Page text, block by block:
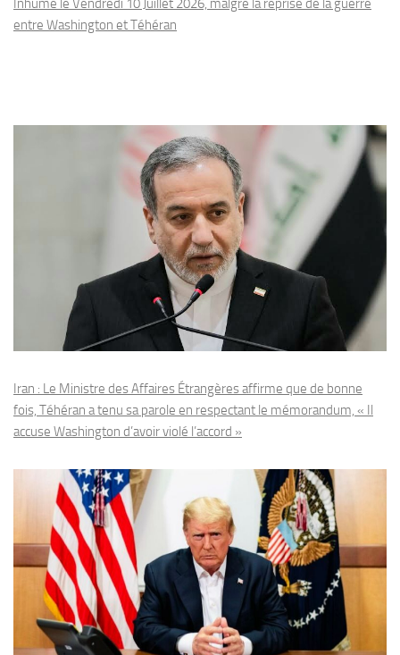
Inhumé le Vendredi 10 Juillet 2026, malgré la reprise de la guerre
entre Washington et Téhéran
Iran : Le Ministre des Affaires Étrangères affirme que de bonne
fois, Téhéran a tenu sa parole en respectant le mémorandum, « Il
accuse Washington d’avoir violé l’accord »